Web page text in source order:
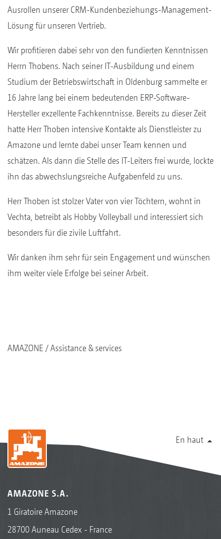
Ausrollen unserer CRM-Kundenbeziehungs-Management-
Lösung für unseren Vertrieb.
Wir profitieren dabei sehr von den fundierten Kenntnissen
Herrn Thobens. Nach seiner IT-Ausbildung und einem
Studium der Betriebswirtschaft in Oldenburg sammelte er
16 Jahre lang bei einem bedeutenden ERP-Software-
Hersteller exzellente Fachkenntnisse. Bereits zu dieser Zeit
hatte Herr Thoben intensive Kontakte als Dienstleister zu
Amazone und lernte dabei unser Team kennen und
schätzen. Als dann die Stelle des IT-Leiters frei wurde, lockte
ihn das abwechslungsreiche Aufgabenfeld zu uns.
Herr Thoben ist stolzer Vater von vier Töchtern, wohnt in
Vechta, betreibt als Hobby Volleyball und interessiert sich
besonders für die zivile Luftfahrt.
Wir danken ihm sehr für sein Engagement und wünschen
ihm weiter viele Erfolge bei seiner Arbeit.
AMAZONE Assistance & services
En haut
AMAZONE S.A.
1 Giratoire Amazone
28700 Auneau Cedex - France